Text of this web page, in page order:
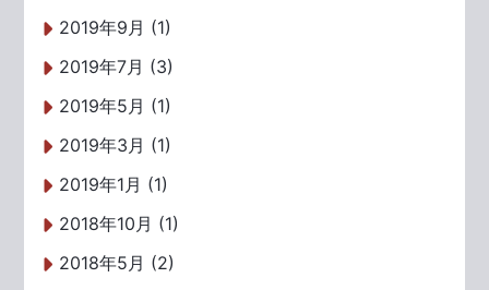
2019年9月 (1)
2019年7月 (3)
2019年5月 (1)
2019年3月 (1)
2019年1月 (1)
2018年10月 (1)
2018年5月 (2)